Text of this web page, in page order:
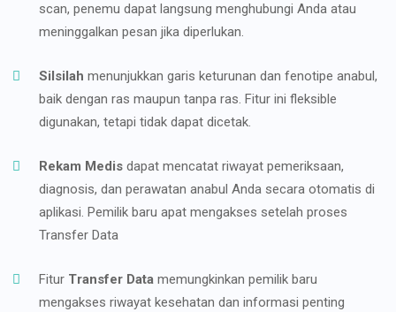
scan, penemu dapat langsung menghubungi Anda atau
meninggalkan pesan jika diperlukan.
Silsilah menunjukkan garis keturunan dan fenotipe anabul,
baik dengan ras maupun tanpa ras. Fitur ini fleksible
digunakan, tetapi tidak dapat dicetak.
Rekam Medis dapat mencatat riwayat pemeriksaan,
diagnosis, dan perawatan anabul Anda secara otomatis di
aplikasi. Pemilik baru apat mengakses setelah proses
Transfer Data
Fitur Transfer Data memungkinkan pemilik baru
mengakses riwayat kesehatan dan informasi penting